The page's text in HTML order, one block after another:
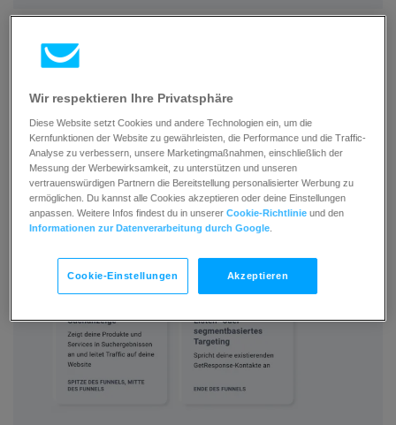
Zielgruppe engagieren
Sie diese Option wählen, können Sie
Suchanzeige(für Ads ohne Formular) oder
Listen- oder segmentbasiertes Targeting(für
Facebook Ads) wählen.
Wir respektieren Ihre Privatsphäre
Diese Website setzt Cookies und andere Technologien ein, um die
Kernfunktionen der Website zu gewährleisten, die Performance und die Traffic-
Analyse zu verbessern, unsere Marketingmaßnahmen, einschließlich der
Messung der Werbewirksamkeit, zu unterstützen und unseren
vertrauenswürdigen Partnern die Bereitstellung personalisierter Werbung zu
ermöglichen. Du kannst alle Cookies akzeptieren oder deine Einstellungen
anpassen. Weitere Infos findest du in unsererCookie-Richtlinie und den
Informationen zur Datenverarbeitung durch Google
Cookie-Einstellungen Akzeptieren